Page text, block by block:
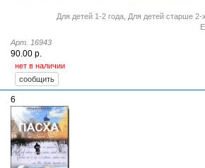
Для детей 1-2 года Для детей старше 2-
Арт. 16943
90.00 р.
нет в наличии
6